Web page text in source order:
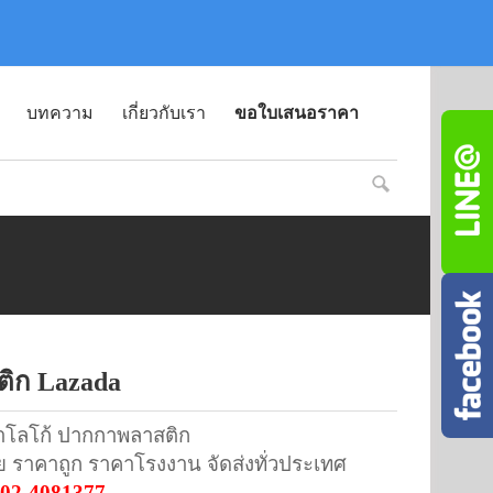
บทความ เกี่ยวกับเรา ขอใบเสนอราคา
Lazada
ลโก้ ปากกาพลาสติก
าคาถูก ราคาโรงงาน จัดส่งทั่วประเทศ